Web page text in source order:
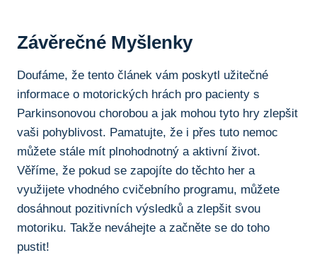
Závěrečné Myšlenky
Doufáme, že tento článek vám poskytl ⁣užitečné
informace o motorických hrách pro pacienty s
⁤Parkinsonovou chorobou a jak mohou tyto hry ‌zlepšit
vaši pohyblivost. Pamatujte, že i přes tuto nemoc
můžete stále mít plnohodnotný a ​aktivní život.
Věříme, že pokud se zapojíte do těchto her a
‍využijete vhodného cvičebního programu, můžete
dosáhnout pozitivních výsledků a zlepšit svou
motoriku. ‍Takže neváhejte a začněte se do toho
pustit!